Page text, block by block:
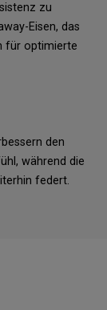
zu
Eisen, das
für optimierte
den
während die
federt.